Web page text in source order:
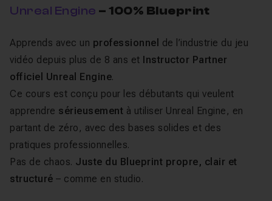
Unreal Engine – 100% Blueprint
Apprends avec un professionnel de l’industrie du jeu
vidéo depuis plus de 8 ans et Instructor Partner
officiel Unreal Engine.
Ce cours est conçu pour les débutants qui veulent
apprendre sérieusement à utiliser Unreal Engine, en
partant de zéro, avec des bases solides et des
pratiques professionnelles.
Pas de chaos. Juste du Blueprint propre, clair et
structuré – comme en studio.